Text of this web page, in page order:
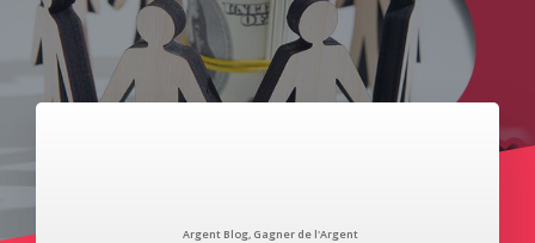
Argent Blog Gagner de l'Argent